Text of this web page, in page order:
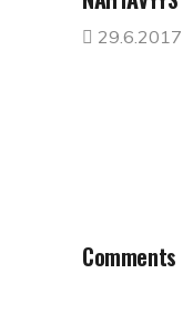
29.6.2017
Comments